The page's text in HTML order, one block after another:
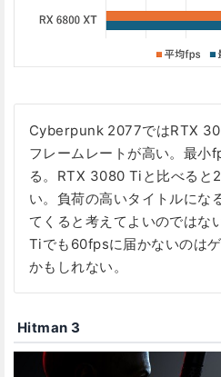
Cyberpunk 2077ではRTX
フレームレートが高い。最小
る。RTX 3080 Tiと比べると
い。負荷の高いタイトルにな
てくると考えてよいのではな
Tiでも60fpsに届かないのは
かもしれない。
Hitman 3